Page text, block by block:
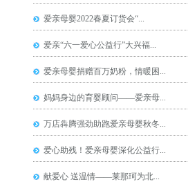
爱亲母婴2022春夏订货会“...
爱亲“六一爱心公益行”大兴福...
爱亲母婴捐赠百万奶粉，情暖困...
妈妈身边的育婴顾问——爱亲母...
万店犇腾强劲助跑爱亲母婴秋冬...
爱心助残！爱亲母婴深化公益行...
献爱心 送温情——莱那珂为北...